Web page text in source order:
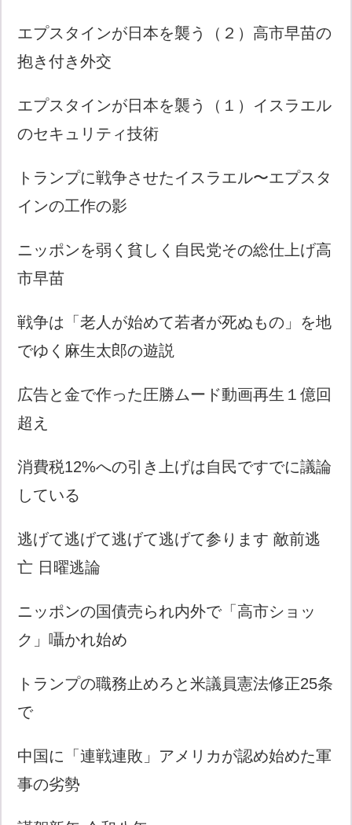
エプスタインが日本を襲う（２）高市早苗の
抱き付き外交
エプスタインが日本を襲う（１）イスラエル
のセキュリティ技術
トランプに戦争させたイスラエル〜エプスタ
インの工作の影
ニッポンを弱く貧しく自民党その総仕上げ高
市早苗
戦争は「老人が始めて若者が死ぬもの」を地
でゆく麻生太郎の遊説
広告と金で作った圧勝ムード動画再生１億回
超え
消費税12%への引き上げは自民ですでに議論
している
逃げて逃げて逃げて逃げて参ります 敵前逃
亡 日曜逃論
ニッポンの国債売られ内外で「高市ショッ
ク」囁かれ始め
トランプの職務止めろと米議員憲法修正25条
で
中国に「連戦連敗」アメリカが認め始めた軍
事の劣勢